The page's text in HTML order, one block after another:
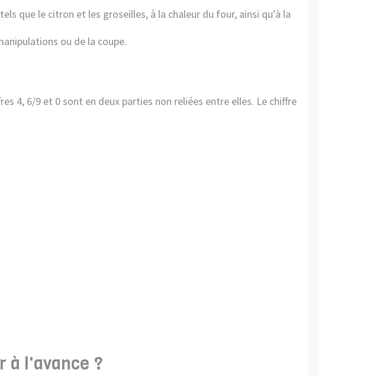
que le citron et les groseilles, à la chaleur du four, ainsi qu'à la
ou de la coupe.
4, 6/9 et 0 sont en deux parties non reliées entre elles. Le chiffre
à l'avance ?